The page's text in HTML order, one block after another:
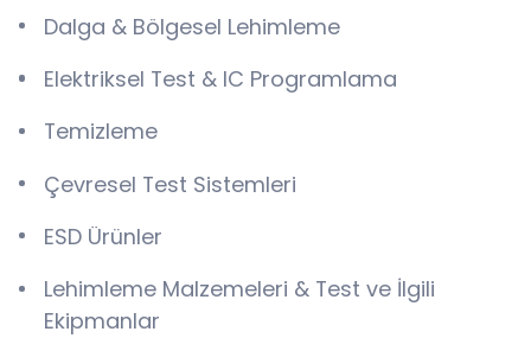
Dalga & Bölgesel Lehimleme
Elektriksel Test & IC Programlama
Temizleme
Çevresel Test Sistemleri
ESD Ürünler
Lehimleme Malzemeleri & Test ve İlgili
Ekipmanlar